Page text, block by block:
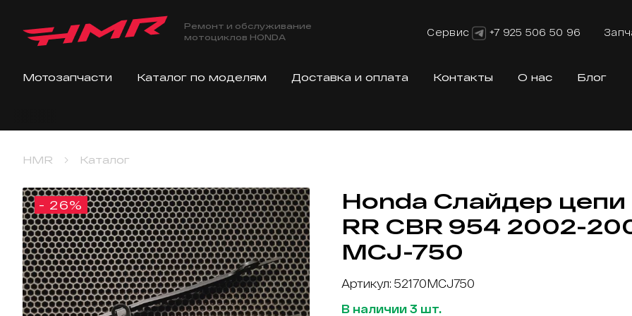
Ремонт и обслуживание
мотоциклов HONDA
Сервис +7 925 506 50 96
Мотозапчасти Каталог по моделям Доставка и оплата Контакты О нас Блог
HMR Каталог
- 26%
Honda Слайдер цепи
RR CBR 954 2002-
MCJ-750
Артикул: 52170MCJ750
В наличии 3 шт.